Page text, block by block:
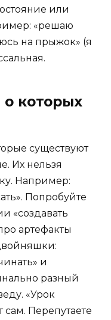
или
«решаю
на прыжок» (я
которых
существуют
Их нельзя
Например:
Попробуйте
«создавать
артефакты
и
разный
«Урок
Перепутаете